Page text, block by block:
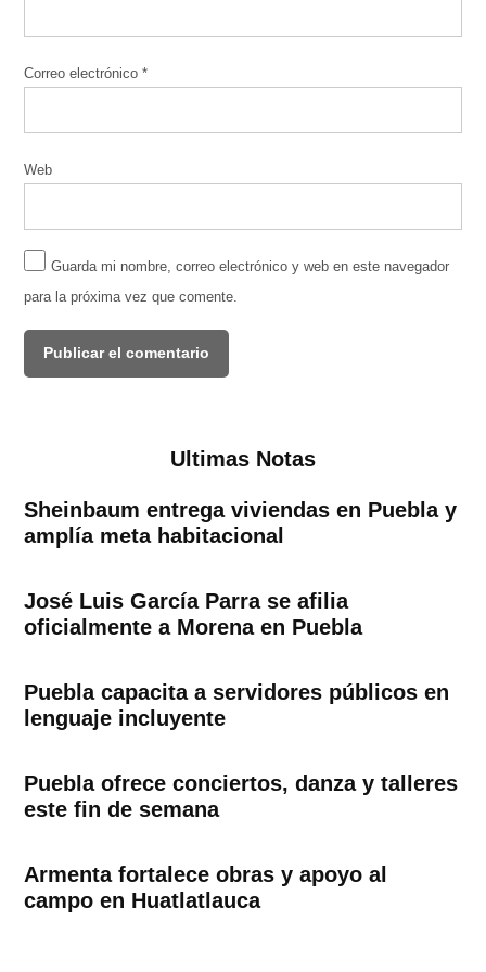
Correo electrónico*
Web
Guarda mi nombre, correo electrónico y web en este navegador
para la próxima vez que comente.
Ultimas Notas
Sheinbaum entrega viviendas en Puebla y
amplía meta habitacional
José Luis García Parra se afilia
oficialmente a Morena en Puebla
Puebla capacita a servidores públicos en
lenguaje incluyente
Puebla ofrece conciertos, danza y talleres
este fin de semana
Armenta fortalece obras y apoyo al
campo en Huatlatlauca